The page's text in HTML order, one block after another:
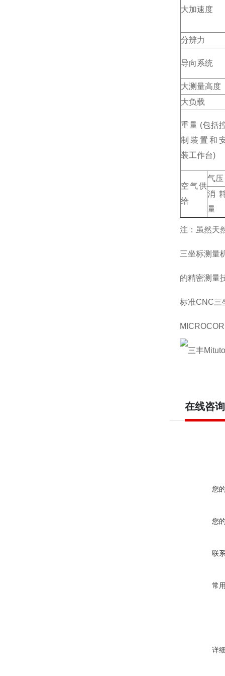
大加速度
分辨力
导向系统
大测量高度
大负载
重量 (包括
制装置和
装工作台)
空气供
给
气压
消
量
注：虽然天
三坐标测量
的精密测量
标准CNC三
在线咨询
您
您
联
常
详